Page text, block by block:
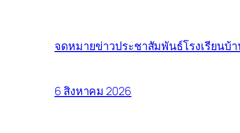
จดหมายข่าวประชาสัมพันธ์โรงเรียนบ้
6 สิงหาคม 2026